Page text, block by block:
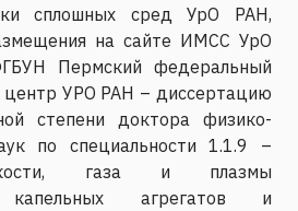
сплошных сред УрО РАН,
на сайте ИМСС УрО
Пермский федеральный
центр УРО РАН – диссертацию
степени доктора физико-
по специальности 1.1.9 –
газа и плазмы
капельных агрегатов и